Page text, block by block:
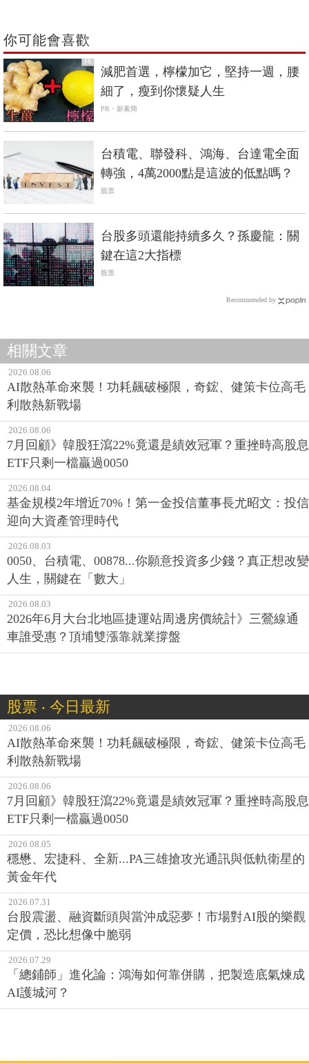
你可能會喜歡
PR
減肥首選，檸檬加它，堅持一週，腰
細了，瘦到你懷疑人生
PR・新素簡
台積電、聯發科、鴻海、台達電全面
轉強，4萬2000點是這波的低點嗎？
股票
台股多頭還能持續多久？孫慶龍：關
鍵在這2大指標
股票
Recommended by
相關文章
2026.08.06
AI散熱革命來襲！功耗飆破極限，奇鋐、健策卡位高毛
利散熱新戰場
2026.08.06
7月回顧》韓股狂瀉22%竟還是績效冠軍？重挫時高股息
ETF只剩一檔贏過0050
2026.08.04
基金規模2年增近70%！第一金投信董事長尤昭文：投信
迎向大資產管理時代
2026.08.03
0050、台積電、00878...你願意投資多少錢？真正想改變
人生，關鍵在「數大」
2026.08.03
2026年6月大台北地區捷運站周邊房價統計》三鶯線通
車誰受惠？頂埔雙漲靠就業撐盤
股票 ‧ 今日最新
2026.08.06
AI散熱革命來襲！功耗飆破極限，奇鋐、健策卡位高毛
利散熱新戰場
2026.08.06
7月回顧》韓股狂瀉22%竟還是績效冠軍？重挫時高股息
ETF只剩一檔贏過0050
2026.08.05
穩懋、宏捷科、全新...PA三雄搶攻光通訊與低軌衛星的
黃金年代
2026.07.31
台股震盪、融資斷頭與當沖成惡夢！市場對AI股的樂觀
定價，恐比想像中脆弱
2026.07.29
「總鋪師」進化論：鴻海如何靠併購，把製造底氣煉成
AI護城河？